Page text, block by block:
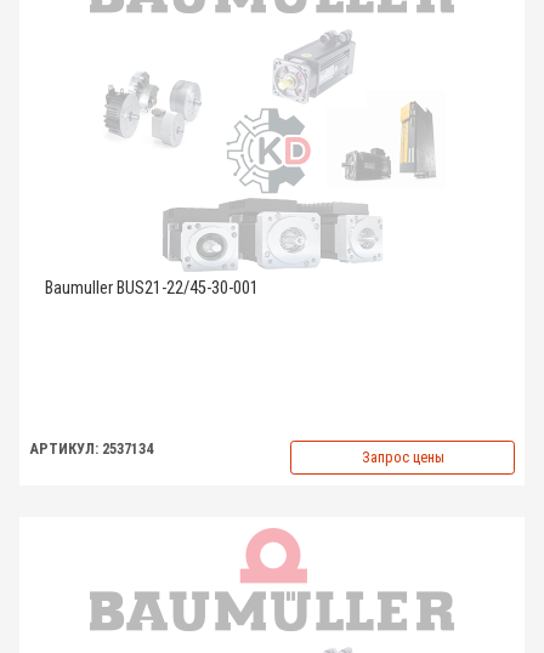
Baumuller BUS21-22/45-30-001
АРТИКУЛ: 2537134 Запрос цены